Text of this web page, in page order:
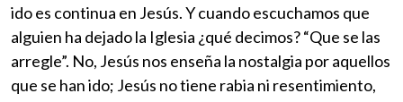
ido es continua en Jesús. Y cuando escuchamos que
alguien ha dejado la Iglesia ¿qué decimos? “Que se las
arregle”. No, Jesús nos enseña la nostalgia por aquellos
que se han ido; Jesús no tiene rabia ni resentimiento,